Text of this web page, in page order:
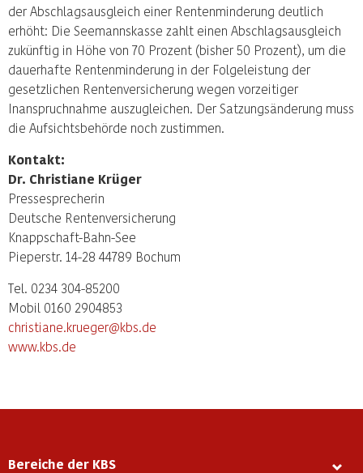
der Abschlagsausgleich einer Rentenminderung deutlich
erhöht: Die Seemannskasse zahlt einen Abschlagsausgleich
zukünftig in Höhe von 70 Prozent (bisher 50 Prozent), um die
dauerhafte Rentenminderung in der Folgeleistung der
gesetzlichen Rentenversicherung wegen vorzeitiger
Inanspruchnahme auszugleichen. Der Satzungsänderung muss
die Aufsichtsbehörde noch zustimmen.
Kontakt:
Dr. Christiane Krüger
Pressesprecherin
Deutsche Rentenversicherung
Knappschaft-Bahn-See
Pieperstr. 14-28 44789 Bochum
Tel. 0234 304-85200
Mobil 0160 2904853
christiane.krueger@kbs.de
www.kbs.de
Bereiche der KBS